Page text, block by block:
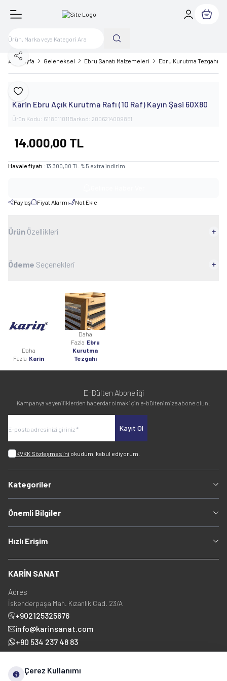
Sepetim
Ana Sayfa Geleneksel Ebru Sanatı Malzemeleri Ebru Kurutma Tezgahı
Favoriye Ekle
Paylaş
Karin
Karin Ebru Açık Kurutma Rafı (10 Raf) Kayın Şasi 60X80
Ürün Kodu: 6118011011Barkod: 2006214009851
14.000,00 TL
Havale fiyatı : 13.300,00 TL %5 extra indirim
Paylaş Fiyat Alarmı Not Ekle
Ürün Özellikleri
Ödeme Seçenekleri
Daha
Fazla Karin
Daha
Fazla Ebru
Kurutma
Tezgahı
E-Bülten Aboneliği
Kampanya ve yeniliklerden haberdar olmak için e-bültenimize abone olun!
Kayıt Ol
KVKK Sözleşmesi'ni okudum, kabul ediyorum.
Kategoriler
Önemli Bilgiler
Hızlı Erişim
KARİN SANAT
Adres
İskenderpaşa Mah. Kızanlık Cad. 23/A
+902125325676
info@karinsanat.com
+90 534 237 48 83
Çerez Kullanımı